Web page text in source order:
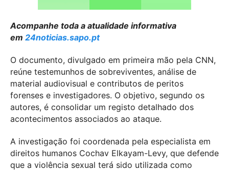
Acompanhe toda a atualidade informativa
em 24noticias.sapo.pt
O documento, divulgado em primeira mão pela CNN,
reúne testemunhos de sobreviventes, análise de
material audiovisual e contributos de peritos
forenses e investigadores. O objetivo, segundo os
autores, é consolidar um registo detalhado dos
acontecimentos associados ao ataque.
A investigação foi coordenada pela especialista em
direitos humanos Cochav Elkayam-Levy, que defende
que a violência sexual terá sido utilizada como